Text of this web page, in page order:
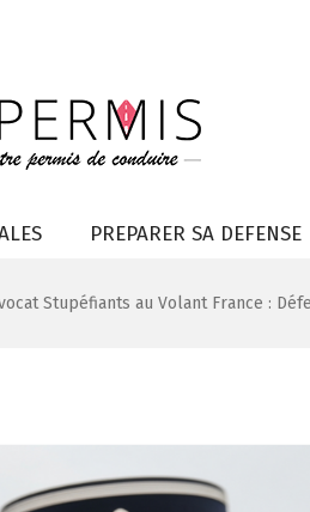
PREPARER SA DEFENSE
Stupéfiants au Volant France :